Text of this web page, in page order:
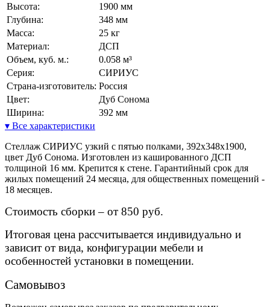
Высота:
1900 мм
Глубина:
348 мм
Масса:
25 кг
Материал:
ДСП
Объем, куб. м.:
0.058 м³
Серия:
СИРИУС
Страна-изготовитель: Россия
Цвет:
Дуб Сонома
Ширина:
392 мм
▾ Все характеристики
Стеллаж СИРИУС узкий с пятью полками, 392х348х1900,
цвет Дуб Сонома. Изготовлен из кашированного ДСП
толщиной 16 мм. Крепится к стене. Гарантийный срок для
жилых помещений 24 месяца, для общественных помещений -
18 месяцев.
Стоимость сборки – от 850 руб.
Итоговая цена рассчитывается индивидуально и
зависит от вида, конфигурации мебели и
особенностей установки в помещении.
Самовывоз